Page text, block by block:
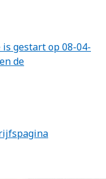
is gestart op 08-04-
de